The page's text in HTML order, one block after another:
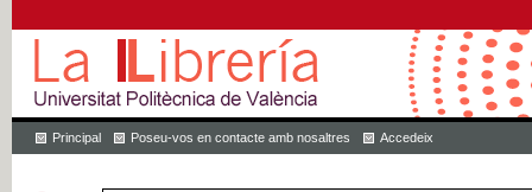
Principal Poseu-vos en contacte amb nosaltres Accedeix